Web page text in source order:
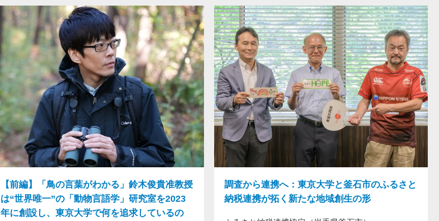
【前編】「鳥の言葉がわかる」鈴木俊貴准教授
は“世界唯一”の「動物言語学」研究室を2023
年に創設し、東京大学で何を追求しているの
調査から連携へ：東京大学と釜石市のふるさと
納税連携が拓く新たな地域創生の形